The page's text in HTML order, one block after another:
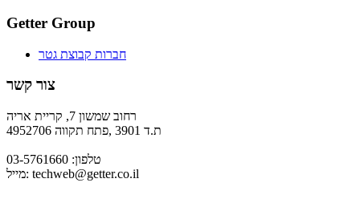
Getter Group
חברות קבוצת גטר
צור קשר
רחוב שמשון 7, קריית אריה
ת.ד 3901 ,פתח תקווה 4952706
טלפון: 03-5761660
מייל: techweb@getter.co.il